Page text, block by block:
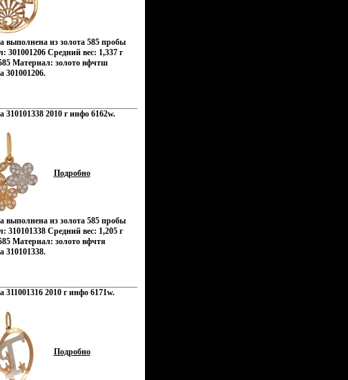
выполнена из золота 585 пробы
301001206 Средний вес: 1,337 г
Материал: золото вфчтш
301001206.
310101338 2010 г инфо 6162w.
Подробно
выполнена из золота 585 пробы
310101338 Средний вес: 1,205 г
Материал: золото вфчтя
310101338.
311001316 2010 г инфо 6171w.
Подробно